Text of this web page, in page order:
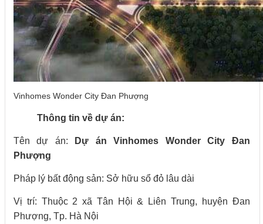
Vinhomes Wonder City Đan Phượng
Thông tin về dự án:
Tên dự án:
Dự án Vinhomes Wonder City Đan
Phượng
Pháp lý bất động sản: Sở hữu sổ đỏ lâu dài
Vị trí: Thuộc 2 xã Tân Hội & Liên Trung, huyện Đan
Phượng, Tp. Hà Nội